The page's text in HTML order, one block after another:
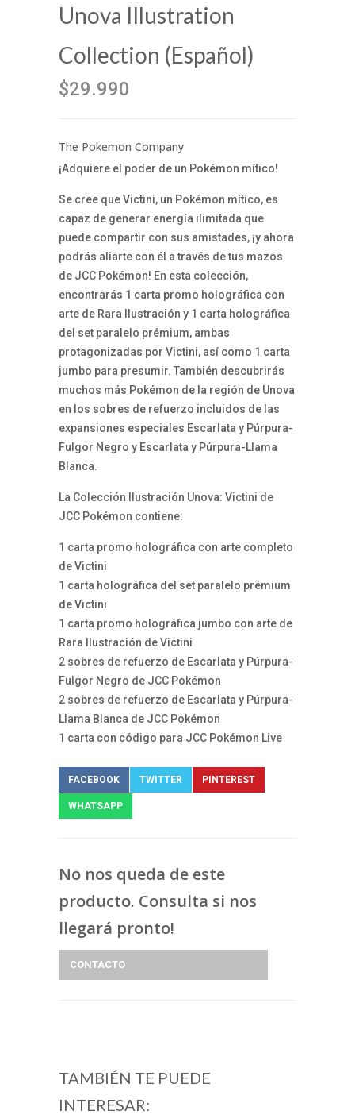
Unova Illustration
Collection (Español)
$29.990
The Pokemon Company
¡Adquiere el poder de un Pokémon mítico!
Se cree que Victini, un Pokémon mítico, es
capaz de generar energía ilimitada que
puede compartir con sus amistades, ¡y ahora
podrás aliarte con él a través de tus mazos
de JCC Pokémon! En esta colección,
encontrarás 1 carta promo holográfica con
arte de Rara Ilustración y 1 carta holográfica
del set paralelo prémium, ambas
protagonizadas por Victini, así como 1 carta
jumbo para presumir. También descubrirás
muchos más Pokémon de la región de Unova
en los sobres de refuerzo incluidos de las
expansiones especiales Escarlata y Púrpura-
Fulgor Negro y Escarlata y Púrpura-Llama
Blanca.
La Colección Ilustración Unova: Victini de
JCC Pokémon contiene:
1 carta promo holográfica con arte completo
de Victini
1 carta holográfica del set paralelo prémium
de Victini
1 carta promo holográfica jumbo con arte de
Rara Ilustración de Victini
2 sobres de refuerzo de Escarlata y Púrpura-
Fulgor Negro de JCC Pokémon
2 sobres de refuerzo de Escarlata y Púrpura-
Llama Blanca de JCC Pokémon
1 carta con código para JCC Pokémon Live
FACEBOOK TWITTER PINTEREST
WHATSAPP
No nos queda de este
producto. Consulta si nos
llegará pronto!
CONTACTO
TAMBIÉN TE PUEDE
INTERESAR: